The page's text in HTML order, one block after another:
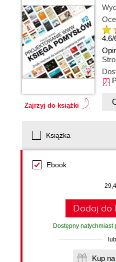
Zajrzyj do książki
4.6/
Książka
Ebook
Dodaj do
Dostępny natychmiast
lub